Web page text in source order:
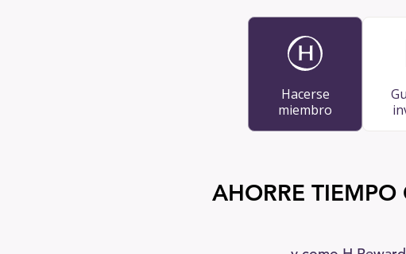
Hacerse
miembro
AHORRE TIEMPO